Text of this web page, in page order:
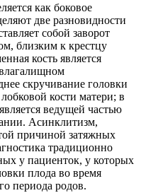
как боковое
две разновидности
собой заворот
близким к крестцу
кость является
скручивание головки
кости матери; в
ведущей частью
Асинклитизм,
причиной затяжных
традиционно
у пациенток, у которых
плода во время
периода родов.